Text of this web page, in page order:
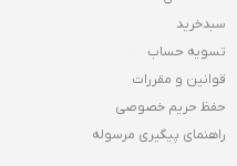
سبدخرید
تسویه حساب
قوانین و مقررات
حفظ حریم خصوصی
راهنمای پیگیری مرسوله